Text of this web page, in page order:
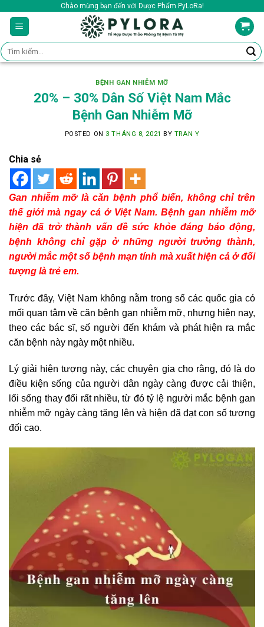
content
Chào mừng bạn đến với Dược Phẩm PyLoRa!
Tìm
kiếm:
BỆNH GAN NHIỄM MỠ
20% – 30% Dân Số Việt Nam Mắc
Bệnh Gan Nhiễm Mỡ
POSTED ON 3 THÁNG 8, 2021 BY TRAN Y
Chia sẻ
Gan nhiễm mỡ là căn bệnh phổ biến, không chỉ trên
thế giới mà ngay cả ở Việt Nam. Bệnh gan nhiễm mỡ
hiện đã trở thành vấn đề sức khỏe đáng báo động,
bệnh không chỉ gặp ở những người trưởng thành,
người mắc một số bệnh mạn tính mà xuất hiện cả ở đối
tượng là trẻ em.
Trước đây, Việt Nam không nằm trong số các quốc gia có
mối quan tâm về căn bệnh gan nhiễm mỡ, nhưng hiện nay,
theo các bác sĩ, số người đến khám và phát hiện ra mắc
căn bệnh này ngày một nhiều.
Lý giải hiện tượng này, các chuyên gia cho rằng, đó là do
điều kiện sống của người dân ngày càng được cải thiện,
lối sống thay đổi rất nhiều, từ đó tỷ lệ người mắc bệnh gan
nhiễm mỡ ngày càng tăng lên và hiện đã đạt con số tương
đối cao.